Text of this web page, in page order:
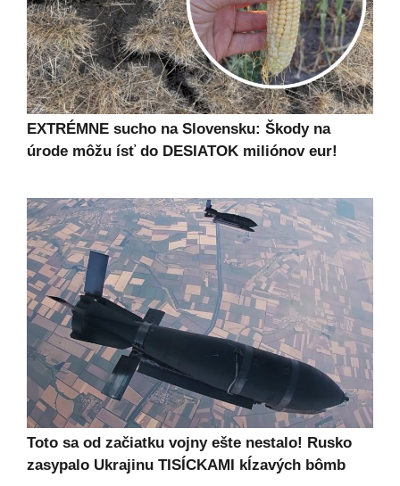
EXTRÉMNE sucho na Slovensku: Škody na
úrode môžu ísť do DESIATOK miliónov eur!
Toto sa od začiatku vojny ešte nestalo! Rusko
zasypalo Ukrajinu TISÍCKAMI kĺzavých bômb